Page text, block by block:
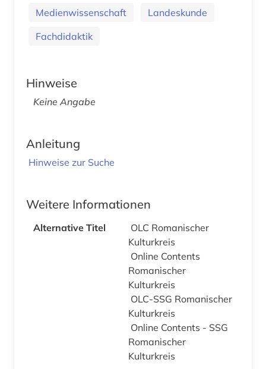
Medienwissenschaft
Landeskunde
Fachdidaktik
Hinweise
Keine Angabe
Anleitung
Hinweise zur Suche
Weitere Informationen
Alternative Titel
OLC Romanischer
Kulturkreis
Online Contents
Romanischer
Kulturkreis
OLC-SSG Romanischer
Kulturkreis
Online Contents - SSG
Romanischer
Kulturkreis